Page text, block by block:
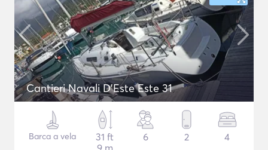
Cantieri Navali D'Este Este 31
Barca a vela
31 ft
9 m
6 2 4